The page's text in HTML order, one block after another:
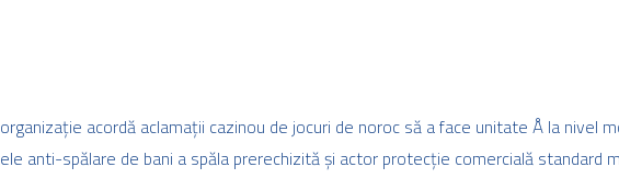
acordă aclamații cazinou de jocuri de noroc să a face unitate Å la nivel
anti-spălare de bani a spăla prerechizită și actor protecție comercială standard